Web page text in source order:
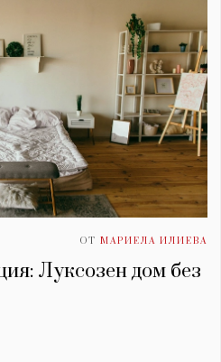
ОТ МАРИЕЛА ИЛИЕВА
Луксозен дом без